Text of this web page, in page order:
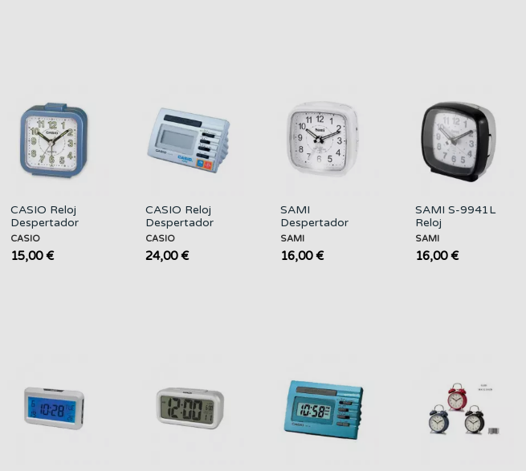
CASIO Reloj
Despertador
TQ-141 Azul
CASIO
15,00 €
CASIO Reloj
Despertador
Digital Mod
DQ-541D Plata
CASIO
24,00 €
SAMI
Despertador
Analogico S-
9985L Surtido
Colores
SAMI
16,00 €
SAMI S-9941L
Reloj
Despertador
Analogico
Silencio
SAMI
16,00 €